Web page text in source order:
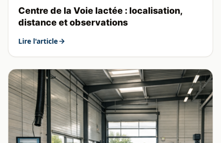
Centre de la Voie lactée : localisation,
distance et observations
Lire l'article